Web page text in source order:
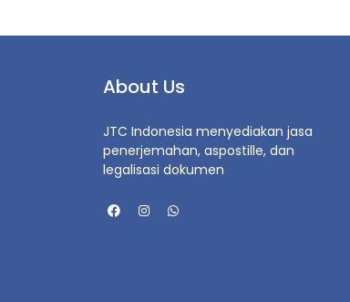
About Us
JTC Indonesia menyediakan jasa
penerjemahan, aspostille, dan
legalisasi dokumen